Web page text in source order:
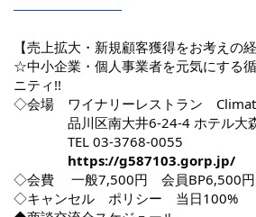
【売上拡大・新規顧客獲得をお考えの
☆中小企業・個人事業者を元気にする
ニティ!!
◇会場 ワイナリーレストラン Climat
品川区南大井6-24-4 ホテル大森
TEL 03-3768-0055
https://g587103.gorp.jp/
◇会費 一般7,500円 会員BP6,500円
◇キャンセル ポリシー 当日100%